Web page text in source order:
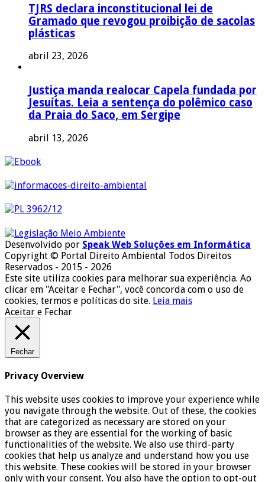
TJRS declara inconstitucional lei de
Gramado que revogou proibição de sacolas
plásticas
abril 23, 2026
Justiça manda realocar Capela fundada por
Jesuítas. Leia a sentença do polêmico caso
da Praia do Saco, em Sergipe
abril 13, 2026
Desenvolvido por Speak Web Soluções em Informática
Copyright © Portal Direito Ambiental Todos Direitos
Reservados - 2015 - 2026
Este site utiliza cookies para melhorar sua experiência. Ao
clicar em "Aceitar e Fechar", você concorda com o uso de
cookies, termos e políticas do site. Leia mais
Aceitar e Fechar
Fechar
Privacy Overview
This website uses cookies to improve your experience while
you navigate through the website. Out of these, the cookies
that are categorized as necessary are stored on your
browser as they are essential for the working of basic
functionalities of the website. We also use third-party
cookies that help us analyze and understand how you use
this website. These cookies will be stored in your browser
only with your consent. You also have the option to opt-out